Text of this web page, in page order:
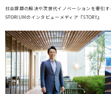
社会課題の解決や次世代イノベーションを牽引
――STORIUMのインタビューメディア『STORY』